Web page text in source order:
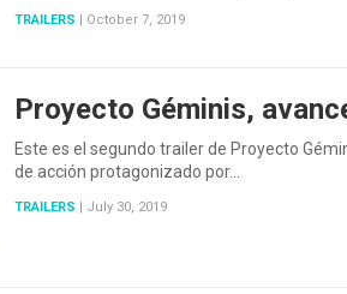
TRAILERS | October 7, 2019
Proyecto Géminis,
Este es el segundo trailer de Proyecto
de acción protagonizado por…
TRAILERS | July 30, 2019